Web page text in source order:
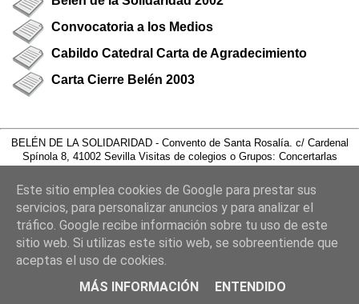
Convocatoria a los Medios
Cabildo Catedral Carta de Agradecimiento
Carta Cierre Belén 2003
BELÉN DE LA SOLIDARIDAD - Convento de Santa Rosalía. c/ Cardenal
Spínola 8, 41002 Sevilla Visitas de colegios o Grupos: Concertarlas
624 275 Sede y dirección postal: ASOCIACIÓN BELÉN DE LA
SOLIDARIDAD - C/ Medina y Galnares 155-157 - Bajo, Local 4-5, 41015
Sevilla
Belén de la Solidaridad @ 2021
Este sitio emplea cookies de Google para prestar sus
servicios, para personalizar anuncios y para analizar el
tráfico. Google recibe información sobre tu uso de este
sitio web. Si utilizas este sitio web, se sobreentiende que
aceptas el uso de cookies.
MÁS INFORMACIÓN
ENTENDIDO